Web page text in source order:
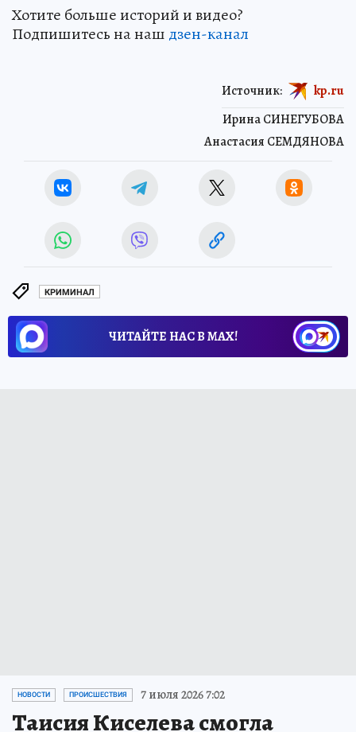
Хотите больше историй и видео?
Подпишитесь на наш дзен-канал
Ирина СИНЕГУБОВА
Анастасия СЕМДЯНОВА
Источник: kp.ru
КРИМИНАЛ
ЧИТАЙТЕ НАС В МАХ!
НОВОСТИ ПРОИСШЕСТВИЯ 7 июля 2026 7:02
Таисия Киселева смогла